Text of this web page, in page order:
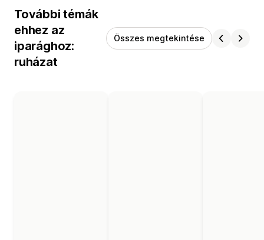
További témák
ehhez az
iparághoz:
ruházat
Összes megtekintése